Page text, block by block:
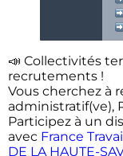
📣 Collectivités
recrutements !
Vous cherchez à
administratif(ve),
Participez à un
avec France
DE LA HAUTE-